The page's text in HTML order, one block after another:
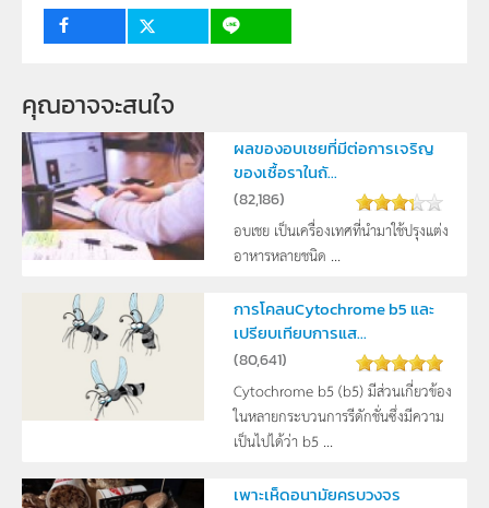
คุณอาจจะสนใจ
ผลของอบเชยที่มีต่อการเจริญ
ของเชื้อราในถั...
(82,186)
อบเชย เป็นเครื่องเทศที่นำมาใช้ปรุงแต่ง
อาหารหลายชนิด ...
การโคลนCytochrome b5 และ
เปรียบเทียบการแส...
(80,641)
Cytochrome b5 (b5) มีส่วนเกี่ยวข้อง
ในหลายกระบวนการรีดักชั่นซึ่งมีความ
เป็นไปได้ว่า b5 ...
เพาะเห็ดอนามัยครบวงจร